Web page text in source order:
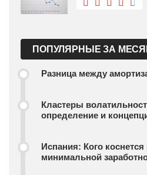
ПОПУЛЯРНЫЕ ЗА
Разница между
Кластеры
определение и
Испания: Кого
минимальной